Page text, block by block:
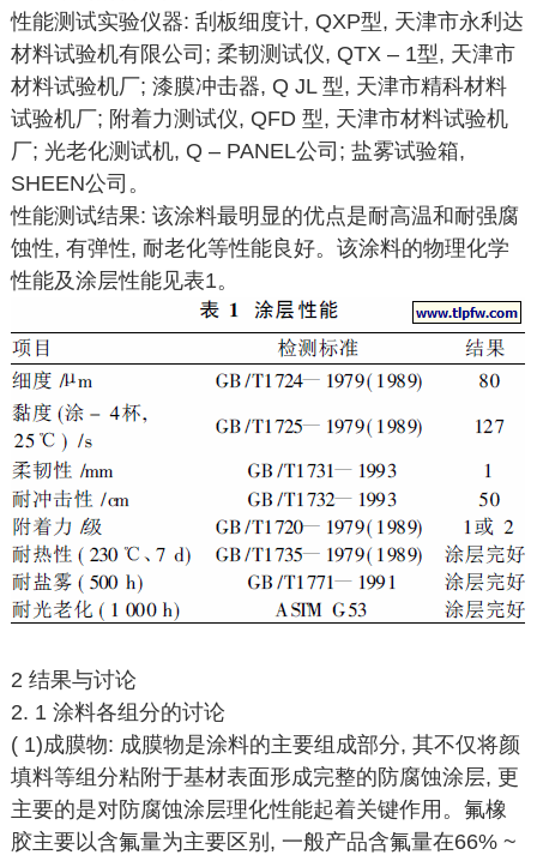
性能测试实验仪器: 刮板细度计, QXP型, 天津市永利达
材料试验机有限公司; 柔韧测试仪, QTX – 1型, 天津市
材料试验机厂; 漆膜冲击器, Q JL 型, 天津市精科材料
试验机厂; 附着力测试仪, QFD 型, 天津市材料试验机
厂; 光老化测试机, Q – PANEL公司; 盐雾试验箱,
SHEEN公司。
性能测试结果: 该涂料最明显的优点是耐高温和耐强腐
蚀性, 有弹性, 耐老化等性能良好。该涂料的物理化学
性能及涂层性能见表1。
2 结果与讨论
2. 1 涂料各组分的讨论
( 1)成膜物: 成膜物是涂料的主要组成部分, 其不仅将颜
填料等组分粘附于基材表面形成完整的防腐蚀涂层, 更
主要的是对防腐蚀涂层理化性能起着关键作用。氟橡
胶主要以含氟量为主要区别, 一般产品含氟量在66% ~